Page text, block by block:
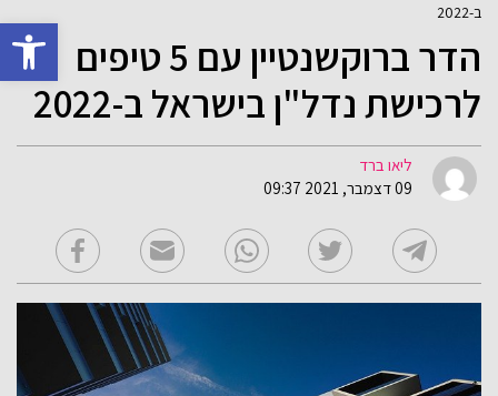
פתח
ב-2022
הדר ברוקשנטיין עם 5 טיפים
לרכישת נדל"ן בישראל ב-2022
ליאו ברד
09 דצמבר, 2021 09:37